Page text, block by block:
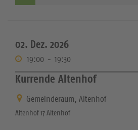
02. Dez. 2026
19:00 - 19:30
Kurrende Altenhof
Gemeinderaum, Altenhof
Altenhof 17 Altenhof